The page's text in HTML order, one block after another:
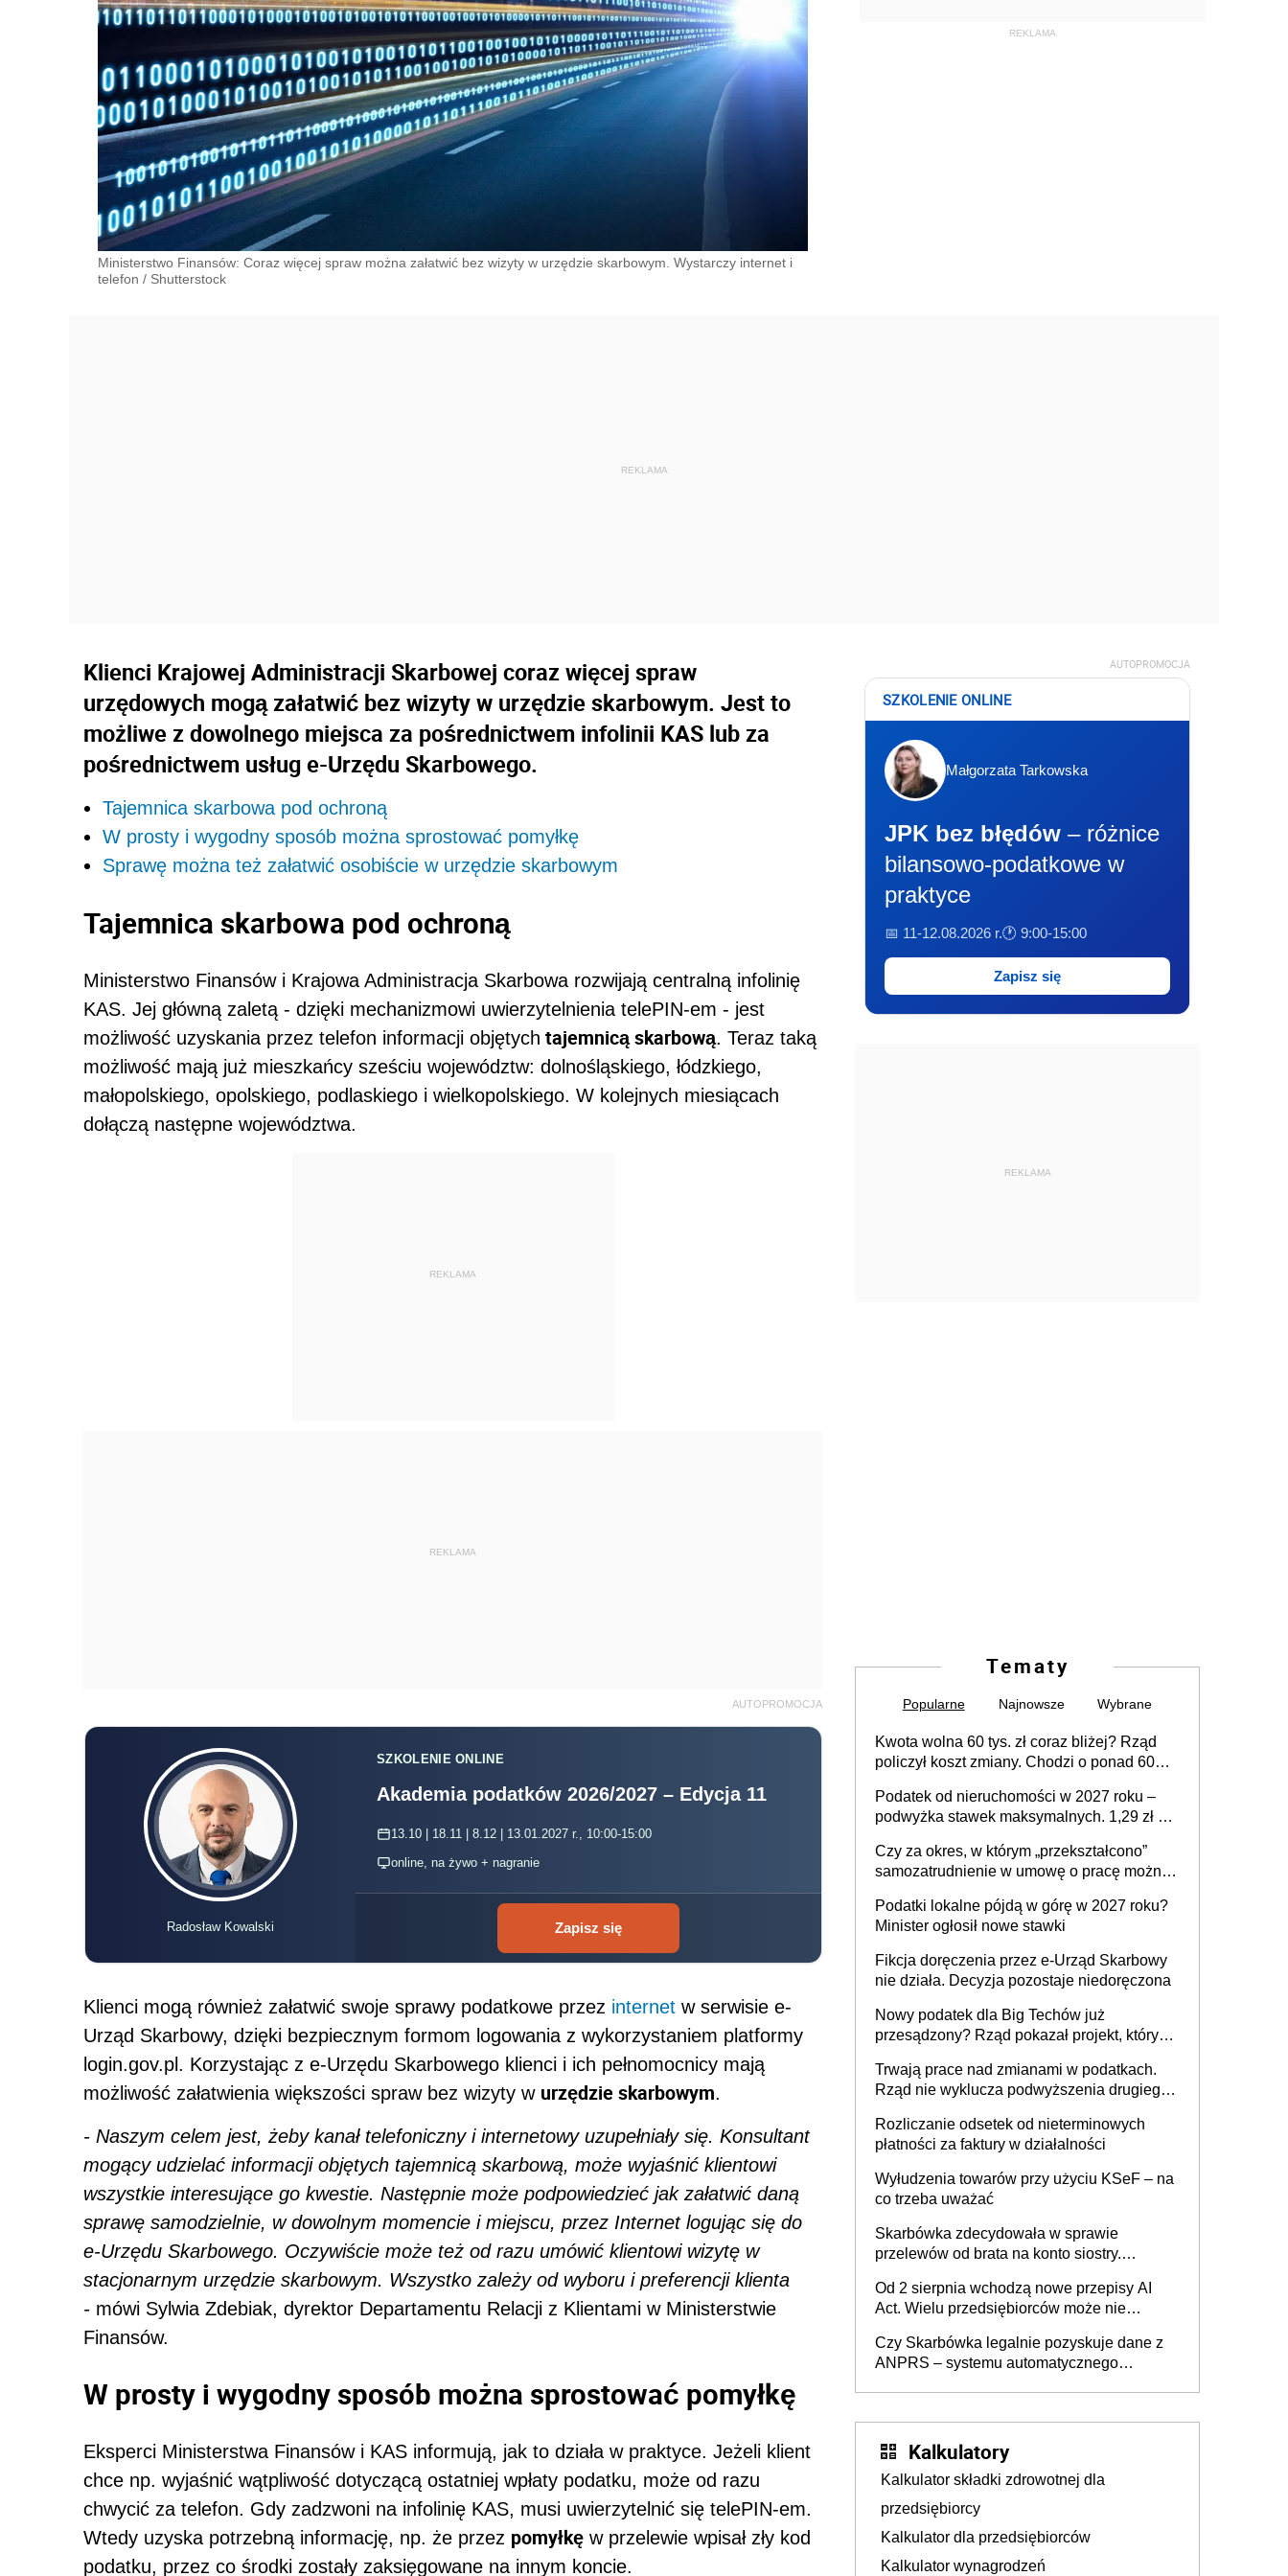
Ministerstwo Finansów: Coraz więcej spraw można załatwić bez wizyty w urzędzie skarbowym. Wystarczy internet i
telefon / Shutterstock
Klienci Krajowej Administracji Skarbowej coraz więcej spraw
urzędowych mogą załatwić bez wizyty w urzędzie skarbowym. Jest to
możliwe z dowolnego miejsca za pośrednictwem infolinii KAS lub za
pośrednictwem usług e-Urzędu Skarbowego.
Tajemnica skarbowa pod ochroną
W prosty i wygodny sposób można sprostować pomyłkę
Sprawę można też załatwić osobiście w urzędzie skarbowym
Tajemnica skarbowa pod ochroną
Ministerstwo Finansów i Krajowa Administracja Skarbowa rozwijają centralną infolinię
KAS. Jej główną zaletą - dzięki mechanizmowi uwierzytelnienia telePIN-em - jest
możliwość uzyskania przez telefon informacji objętych tajemnicą skarbową. Teraz taką
możliwość mają już mieszkańcy sześciu województw: dolnośląskiego, łódzkiego,
małopolskiego, opolskiego, podlaskiego i wielkopolskiego. W kolejnych miesiącach
dołączą następne województwa.
REKLAMA
REKLAMA
AUTOPROMOCJA
Radosław Kowalski
SZKOLENIE ONLINE
Akademia podatków 2026/2027 – Edycja 11
13.10 | 18.11 | 8.12 | 13.01.2027 r., 10:00-15:00
online, na żywo + nagranie
Zapisz się
Klienci mogą również załatwić swoje sprawy podatkowe przez internet w serwisie e-
Urząd Skarbowy, dzięki bezpiecznym formom logowania z wykorzystaniem platformy
login.gov.pl. Korzystając z e-Urzędu Skarbowego klienci i ich pełnomocnicy mają
możliwość załatwienia większości spraw bez wizyty w urzędzie skarbowym.
- Naszym celem jest, żeby kanał telefoniczny i internetowy uzupełniały się. Konsultant
mogący udzielać informacji objętych tajemnicą skarbową, może wyjaśnić klientowi
wszystkie interesujące go kwestie. Następnie może podpowiedzieć jak załatwić daną
sprawę samodzielnie, w dowolnym momencie i miejscu, przez Internet logując się do
e-Urzędu Skarbowego. Oczywiście może też od razu umówić klientowi wizytę w
stacjonarnym urzędzie skarbowym. Wszystko zależy od wyboru i preferencji klienta
- mówi Sylwia Zdebiak, dyrektor Departamentu Relacji z Klientami w Ministerstwie
Finansów.
W prosty i wygodny sposób można sprostować pomyłkę
Eksperci Ministerstwa Finansów i KAS informują, jak to działa w praktyce. Jeżeli klient
chce np. wyjaśnić wątpliwość dotyczącą ostatniej wpłaty podatku, może od razu
chwycić za telefon. Gdy zadzwoni na infolinię KAS, musi uwierzytelnić się telePIN-em.
Wtedy uzyska potrzebną informację, np. że przez pomyłkę w przelewie wpisał zły kod
podatku, przez co środki zostały zaksięgowane na innym koncie.
AUTOPROMOCJA
SZKOLENIE ONLINE
Małgorzata Tarkowska
JPK bez błędów – różnice
bilansowo-podatkowe w
praktyce
📅 11-12.08.2026 r.🕐 9:00-15:00
Zapisz się
REKLAMA
Tematy
Popularne Najnowsze Wybrane
Kwota wolna 60 tys. zł coraz bliżej? Rząd
policzył koszt zmiany. Chodzi o ponad 60
Podatek od nieruchomości w 2027 roku –
podwyżka stawek maksymalnych. 1,29 zł za
budynków i lokali związanych z
prowadzeniem działalności gospodarczej
Czy za okres, w którym „przekształcono”
samozatrudnienie w umowę o pracę można
umowy cywilnoprawnej jedynym
racjonalnym wyjściem
Podatki lokalne pójdą w górę w 2027 roku?
Minister ogłosił nowe stawki
Fikcja doręczenia przez e-Urząd Skarbowy
nie działa. Decyzja pozostaje niedoręczona
Nowy podatek dla Big Techów już
przesądzony? Rząd pokazał projekt, który
Trwają prace nad zmianami w podatkach.
Rząd nie wyklucza podwyższenia drugiego
Rozliczanie odsetek od nieterminowych
płatności za faktury w działalności
Wyłudzenia towarów przy użyciu KSeF – na
co trzeba uważać
Skarbówka zdecydowała w sprawie
przelewów od brata na konto siostry.
darowizna, ale podatku jednak nie będzie
Od 2 sierpnia wchodzą nowe przepisy AI
Act. Wielu przedsiębiorców może nie
Czy Skarbówka legalnie pozyskuje dane z
ANPRS – systemu automatycznego
Kalkulatory
Kalkulator składki zdrowotnej dla
przedsiębiorcy
Kalkulator dla przedsiębiorców
Kalkulator wynagrodzeń